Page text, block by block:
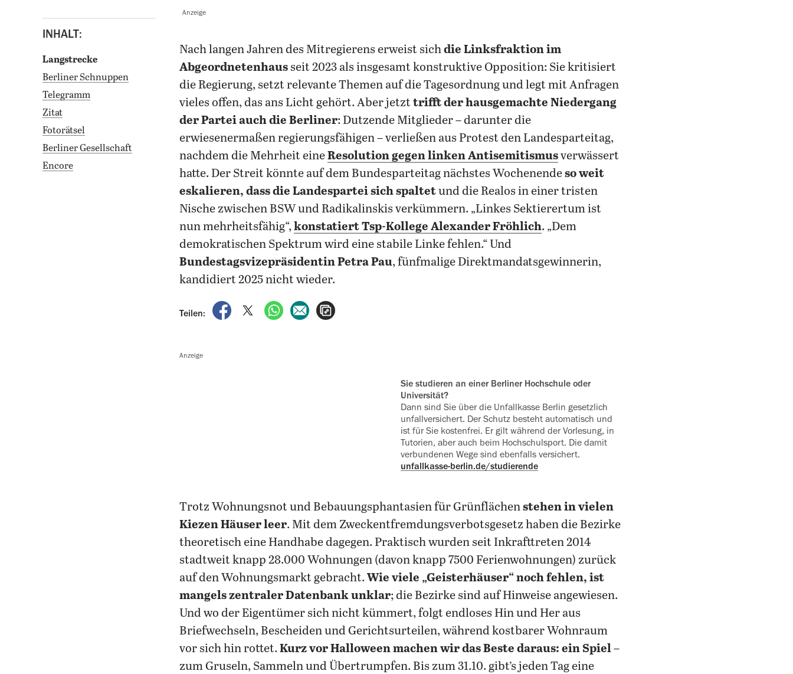
INHALT:
Langstrecke
Berliner Schnuppen
Telegramm
Zitat
Fotorätsel
Berliner Gesellschaft
Encore
Anzeige
Nach langen Jahren des Mitregierens erweist sichdie Linksfraktion im
Abgeordnetenhaus seit 2023 als insgesamt konstruktive Opposition: Sie kritisiert
die Regierung, setzt relevante Themen auf die Tagesordnung und legt mit Anfragen
vieles offen, das ans Licht gehört. Aber jetzt trifft der hausgemachte Niedergang
der Partei auch die Berliner: Dutzende Mitglieder – darunter die
erwiesenermaßen regierungsfähigen – verließen aus Protest den Landesparteitag,
nachdem die Mehrheit eineResolution gegen linken Antisemitismusverwässert
hatte. Der Streit könnte auf dem Bundesparteitag nächstes Wochenendeso weit
eskalieren, dass die Landespartei sich spaltetund die Realos in einer tristen
Nische zwischen BSW und Radikalinskis verkümmern. „Linkes Sektierertum ist
nun mehrheitsfähig“,konstatiert Tsp-Kollege Alexander Fröhlich. „Dem
demokratischen Spektrum wird eine stabile Linke fehlen.“ Und
Bundestagsvizepräsidentin Petra Pau, fünfmalige Direktmandatsgewinnerin,
kandidiert 2025 nicht wieder.
Teilen:
auf Facebook teilen
auf X teilenper WhatsApp teilen
per E-Mail teilen
Anzeige
Sie studieren an einer Berliner Hochschule oder
Universität?
Dann sind Sie über die Unfallkasse Berlin gesetzlich
unfallversichert. Der Schutz besteht automatisch und
ist für Sie kostenfrei. Er gilt während der Vorlesung, in
Tutorien, aber auch beim Hochschulsport. Die damit
verbundenen Wege sind ebenfalls versichert.
unfallkasse-berlin.de/studierende
Trotz Wohnungsnot und Bebauungsphantasien für Grünflächenstehen in vielen
Kiezen Häuser leer. Mit dem Zweckentfremdungsverbotsgesetz haben die Bezirke
theoretisch eine Handhabe dagegen. Praktisch wurden seit Inkrafttreten 2014
stadtweit knapp 28.000 Wohnungen (davon knapp 7500 Ferienwohnungen) zurück
auf den Wohnungsmarkt gebracht. Wie viele „Geisterhäuser“ noch fehlen, ist
mangels zentraler Datenbank unklar; die Bezirke sind auf Hinweise angewiesen.
Und wo der Eigentümer sich nicht kümmert, folgt endloses Hin und Her aus
Briefwechseln, Bescheiden und Gerichtsurteilen, während kostbarer Wohnraum
vor sich hin rottet. Kurz vor Halloween machen wir das Beste daraus: ein Spiel–
zum Gruseln, Sammeln und Übertrumpfen. Bis zum 31.10. gibt’s jeden Tag eine